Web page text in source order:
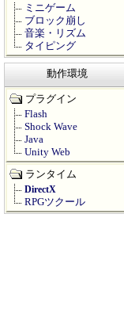
ミニゲーム
ブロック崩し
音楽・リズム
タイピング
動作環境
プラグイン
Flash
Shock Wave
Java
Unity Web
ランタイム
DirectX
RPGツクール